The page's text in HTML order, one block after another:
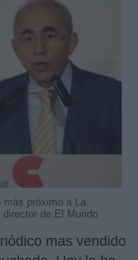
próximo a La
de El Mundo
mas vendido